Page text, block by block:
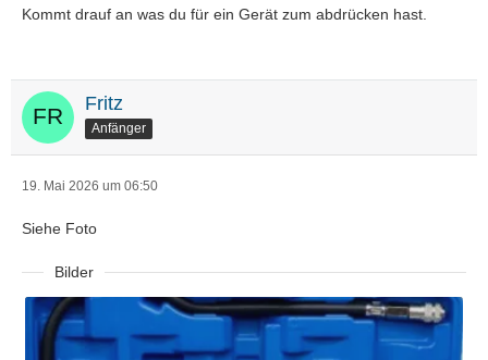
Kommt drauf an was du für ein Gerät zum abdrücken hast.
Fritz
Anfänger
19. Mai 2026 um 06:50
Siehe Foto
Bilder